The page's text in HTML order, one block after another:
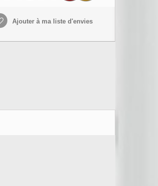
Ajouter à ma liste d'envies